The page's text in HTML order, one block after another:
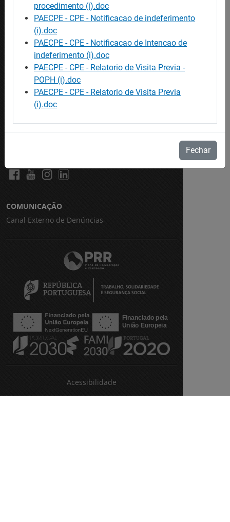
procedimento (i).doc
PAECPE - CPE - Notificacao de indeferimento
(i).doc
PAECPE - CPE - Notificacao de Intencao de
indeferimento (i).doc
PAECPE - CPE - Relatorio de Visita Previa -
POPH (i).doc
PAECPE - CPE - Relatorio de Visita Previa
(i).doc
Fechar
SITES IEFP
Iefponline
Netforce
CRC Virtual
WorldSkills Portugal
E-Learning
Garantia Jovem
COMUNICAÇÃO
Canal Externo de Denúncias
Acessibilidade